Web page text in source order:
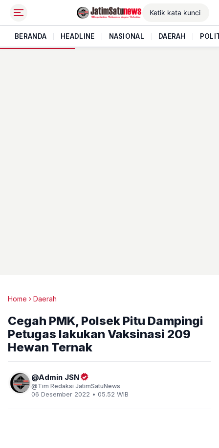
BERANDA HEADLINE NASIONAL DAERAH
Home Daerah
Cegah PMK, Polsek Pitu Dampingi
Petugas lakukan Vaksinasi 209
Hewan Ternak
Admin JSN
Tim Redaksi JatimSatuNews
06 Desember 2022 • 05.52 WIB